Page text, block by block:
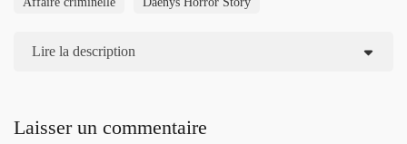
Lire la description
Laisser un commentaire